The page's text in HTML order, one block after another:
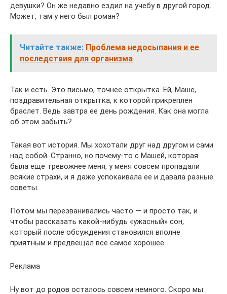
девушки? Он же недавно ездил на учебу в другой город.
Может, там у него был роман?
Читайте также: Проблема недосыпания и ее
последствия для организма
Так и есть. Это письмо, точнее открытка. Ей, Маше,
поздравительная открытка, к которой прикреплен
браслет. Ведь завтра ее день рождения. Как она могла
об этом забыть?
Такая вот история. Мы хохотали друг над другом и сами
над собой. Странно, но почему-то с Машей, которая
была еще тревожнее меня, у меня совсем пропадали
всякие страхи, и я даже успокаивала ее и давала разные
советы.
Потом мы перезванивались часто — и просто так, и
чтобы рассказать какой-нибудь «ужасный» сон,
который после обсуждения становился вполне
приятным и предвещал все самое хорошее.
Реклама
Ну вот до родов осталось совсем немного. Скоро мы